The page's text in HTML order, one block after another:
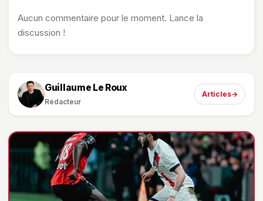
Aucun commentaire pour le moment. Lance la
discussion !
Guillaume Le Roux
Rédacteur
Articles→